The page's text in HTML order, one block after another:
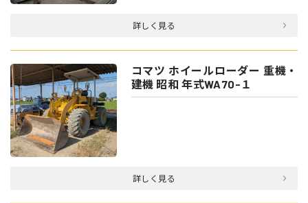
詳しく見る
コマツ ホイールローダー 重機・
建機 昭和 年式WA70-１
詳しく見る